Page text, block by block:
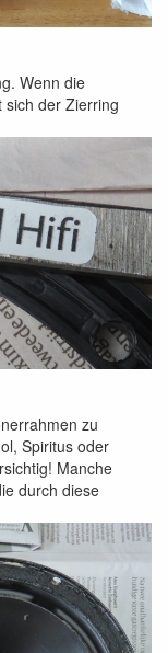
Wenn die
sich der Zierring
zu
Spiritus oder
Manche
durch diese